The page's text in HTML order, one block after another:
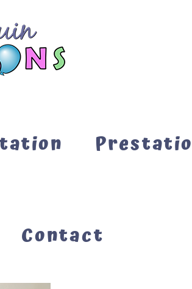
Contact